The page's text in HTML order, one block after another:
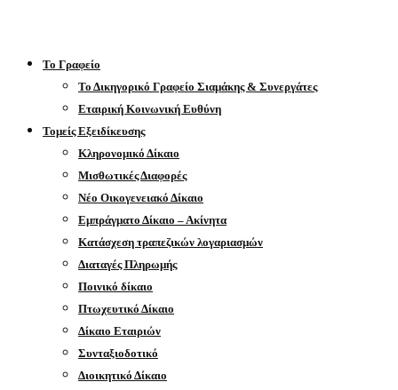
Το Γραφείο
Το Δικηγορικό Γραφείο Σιαμάκης & Συνεργάτες
Εταιρική Κοινωνική Ευθύνη
Τομείς Εξειδίκευσης
Κληρονομικό Δίκαιο
Μισθωτικές Διαφορές
Νέο Οικογενειακό Δίκαιο
Εμπράγματο Δίκαιο – Ακίνητα
Κατάσχεση τραπεζικών λογαριασμών
Διαταγές Πληρωμής
Ποινικό δίκαιο
Πτωχευτικό Δίκαιο
Δίκαιο Εταιριών
Συνταξιοδοτικό
Διοικητικό Δίκαιο